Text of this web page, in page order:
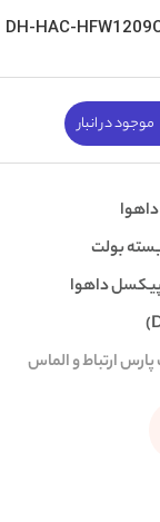
موجود در انبار
بولت